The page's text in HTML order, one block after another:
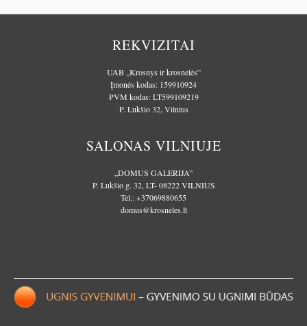
REKVIZITAI
UAB „Krosnys ir krosnelės”
Įmonės kodas: 159910924
PVM kodas: LT599109219
P. Lukšio 32, Vilnius
SALONAS VILNIUJE
„DOMUS GALERIJA”
P. Lukšio g. 32, LT- 08222 VILNIUS
Tel.:+37069880655
domus@krosneles.lt